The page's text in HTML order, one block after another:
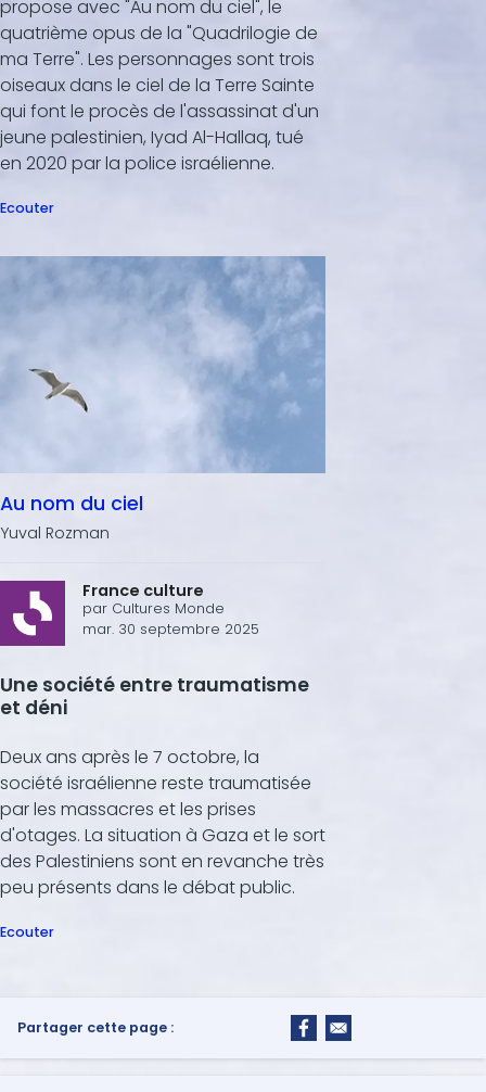
propose avec "Au nom du ciel", le
quatrième opus de la "Quadrilogie de
ma Terre". Les personnages sont trois
oiseaux dans le ciel de la Terre Sainte
qui font le procès de l'assassinat d'un
jeune palestinien, Iyad Al-Hallaq, tué
en 2020 par la police israélienne.
Ecouter
Au nom du ciel
Yuval Rozman
France culture
par Cultures Monde
mar. 30 septembre 2025
Une société entre traumatisme
et déni
Deux ans après le 7 octobre, la
société israélienne reste traumatisée
par les massacres et les prises
d'otages. La situation à Gaza et le sort
des Palestiniens sont en revanche très
peu présents dans le débat public.
Ecouter
Partager cette page :